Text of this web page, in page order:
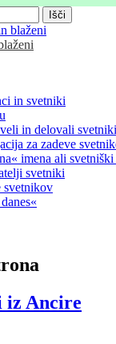
in svetniki
in delovali
za zadeve
imena ali
svetniki
iz Ancire